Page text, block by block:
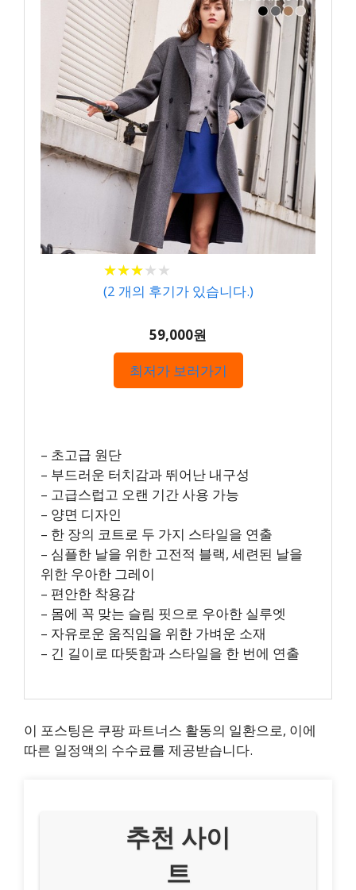
★★★★ ★
★★★★ ★
(2 개의 후기가 있습니다.)
59,000원
최저가 보러가기
– 초고급 원단
– 부드러운 터치감과 뛰어난 내구성
– 고급스럽고 오랜 기간 사용 가능
– 양면 디자인
– 한 장의 코트로 두 가지 스타일을 연출
– 심플한 날을 위한 고전적 블랙, 세련된 날을
위한 우아한 그레이
– 편안한 착용감
– 몸에 꼭 맞는 슬림 핏으로 우아한 실루엣
– 자유로운 움직임을 위한 가벼운 소재
– 긴 길이로 따뜻함과 스타일을 한 번에 연출
이 포스팅은 쿠팡 파트너스 활동의 일환으로, 이에
따른 일정액의 수수료를 제공받습니다.
추천 사이
트